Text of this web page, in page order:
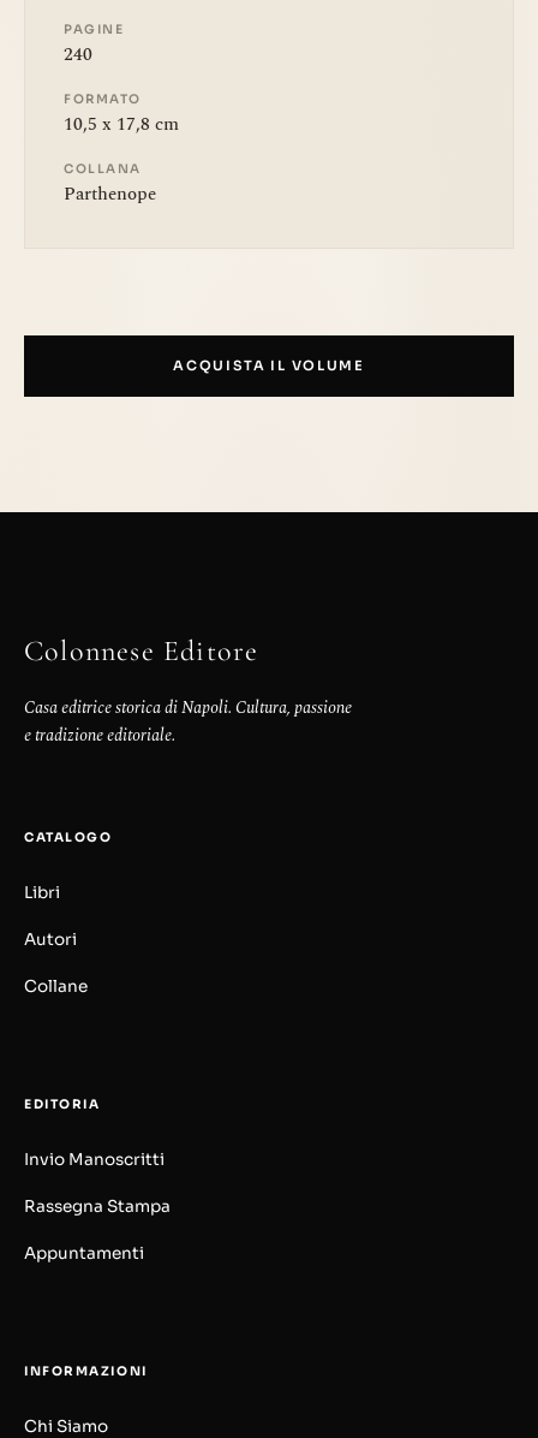
PAGINE
240
FORMATO
10,5 x 17,8 cm
COLLANA
Parthenope
ACQUISTA IL VOLUME
Colonnese Editore
Casa editrice storica di Napoli. Cultura, passione
e tradizione editoriale.
CATALOGO
Libri
Autori
Collane
EDITORIA
Invio Manoscritti
Rassegna Stampa
Appuntamenti
INFORMAZIONI
Chi Siamo